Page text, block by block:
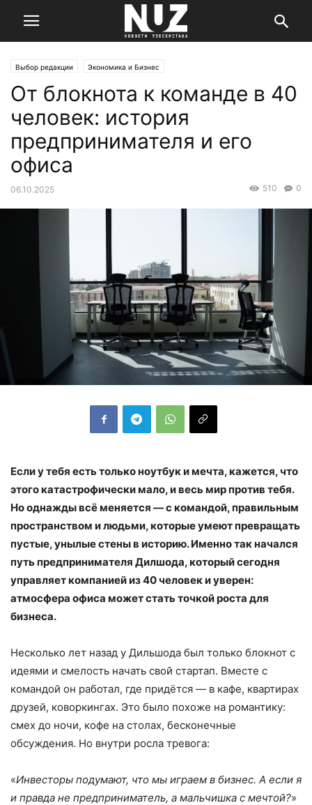
Выбор редакции Экономика и Бизнес
От блокнота к команде в 40
человек: история
предпринимателя и его
офиса
06.10.2025 0
510
Если у тебя есть только ноутбук и мечта, кажется, что
этого катастрофически мало, и весь мир против тебя.
Но однажды всё меняется — с командой, правильным
пространством и людьми, которые умеют превращать
пустые, унылые стены в историю. Именно так начался
путь предпринимателя Дилшода, который сегодня
управляет компанией из 40 человек и уверен:
атмосфера офиса может стать точкой роста для
бизнеса.
Несколько лет назад у Дильшода был только блокнот с
идеями и смелость начать свой стартап. Вместе с
командой он работал, где придётся — в кафе, квартирах
друзей, коворкингах. Это было похоже на романтику:
смех до ночи, кофе на столах, бесконечные
обсуждения. Но внутри росла тревога:
«Инвесторы подумают, что мы играем в бизнес. А если я
и правда не предприниматель, а мальчишка с мечтой?»